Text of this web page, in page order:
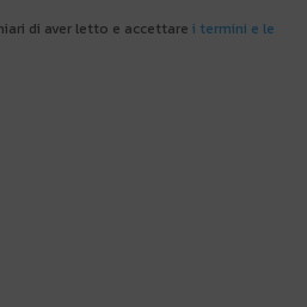
di aver letto e accettare i termini e le